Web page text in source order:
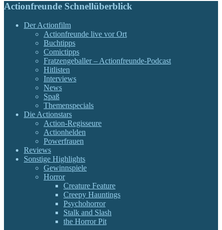
Actionfreunde Schnellüberblick
Der Actionfilm
Actionfreunde live vor Ort
Buchtipps
Comictipps
Fratzengeballer – Actionfreunde-Podcast
Hitlisten
Interviews
News
Spaß
Themenspecials
Die Actionstars
Action-Regisseure
Actionhelden
Powerfrauen
Reviews
Sonstige Highlights
Gewinnspiele
Horror
Creature Feature
Creepy Hauntings
Psychohorror
Stalk and Slash
the Horror Pit